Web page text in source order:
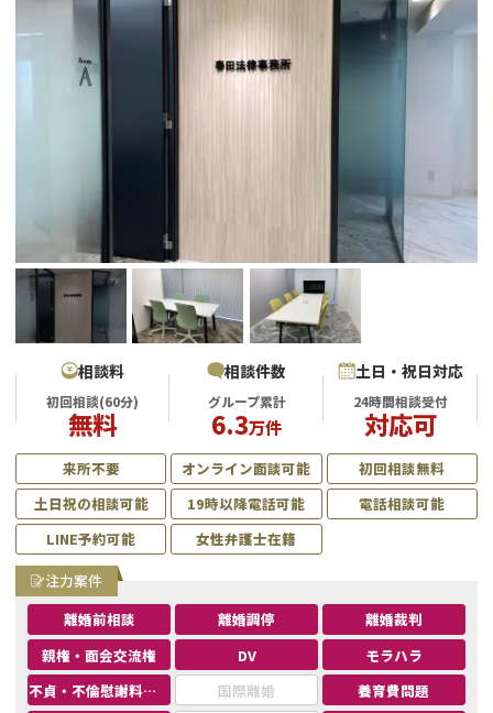
離婚前相談
離婚裁判
不貞・不倫慰謝料請求
養育費問題
内縁の夫婦
費用相場
コラム
離婚裁判
慰謝料
国際離婚
DV
離婚の相談先
離婚したくない
相談料
初回相談(60分)
無料
相談件数
グループ累計
6.3万件
土日・祝日対応
24時間相談受付
対応可
来所不要 オンライン面談可能
初回相談無料
土日祝の相談可能
19時以降電話可能
電話相談可能
LINE予約可能
女性弁護士在籍
注力案件
離婚前相談
離婚調停
離婚裁判
親権・面会交流権
DV
モラハラ
不貞・不倫慰謝料請求
国際離婚
養育費問題